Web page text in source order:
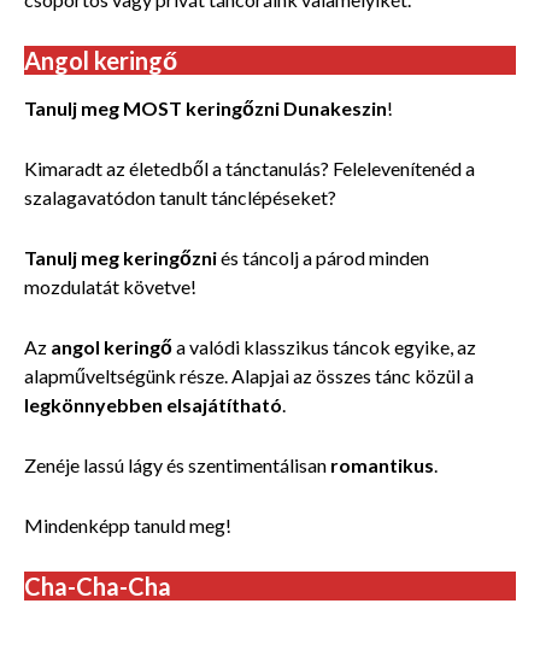
Angol keringő
Tanulj meg MOST keringőzni Dunakeszin!
Kimaradt az életedből a tánctanulás? Felelevenítenéd a
szalagavatódon tanult tánclépéseket?
Tanulj meg keringőzniés táncolj a párod minden
mozdulatát követve!
Az angol keringőa valódi klasszikus táncok egyike, az
alapműveltségünk része. Alapjai az összes tánc közül a
legkönnyebben elsajátítható
Zenéje lassú lágy és szentimentálisan romantikus
Mindenképp tanuld meg!
Cha-Cha-Cha